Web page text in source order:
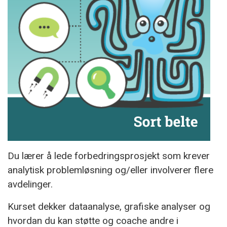
Du lærer å lede forbedringsprosjekt som krever
analytisk problemløsning og/eller involverer flere
avdelinger.
Kurset dekker dataanalyse, grafiske analyser og
hvordan du kan støtte og coache andre i